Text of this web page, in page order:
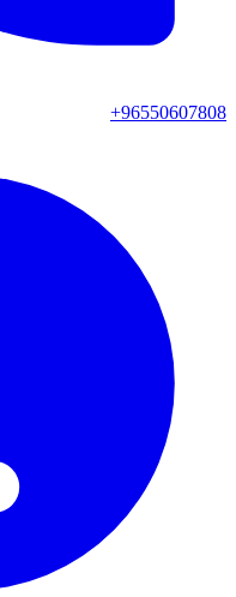
+96550607808